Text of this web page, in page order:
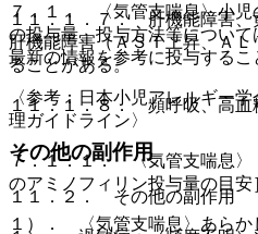
１１．１．７． 肝機能障害、
肝機能障害（ＡＳＴ上昇、Ａ
ることがある。
１１．１．８． 頻呼吸、高血
その他の副作用
１１．２． その他の副作用
７．１． 〈気管支喘息〉小児
の投与量、投与方法等につい
最新の情報を参考に投与するこ
〈参考：日本小児アレルギー
理ガイドライン〉
７．１．１． 〈気管支喘息〉
のアミノフィリン投与量の目安
１）． 〈気管支喘息〉あらか